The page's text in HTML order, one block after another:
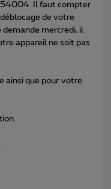
Il faut compter
de votre
mercredi, il
appareil ne soit pas
ainsi que pour votre